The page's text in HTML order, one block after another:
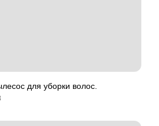
для уборки волос.